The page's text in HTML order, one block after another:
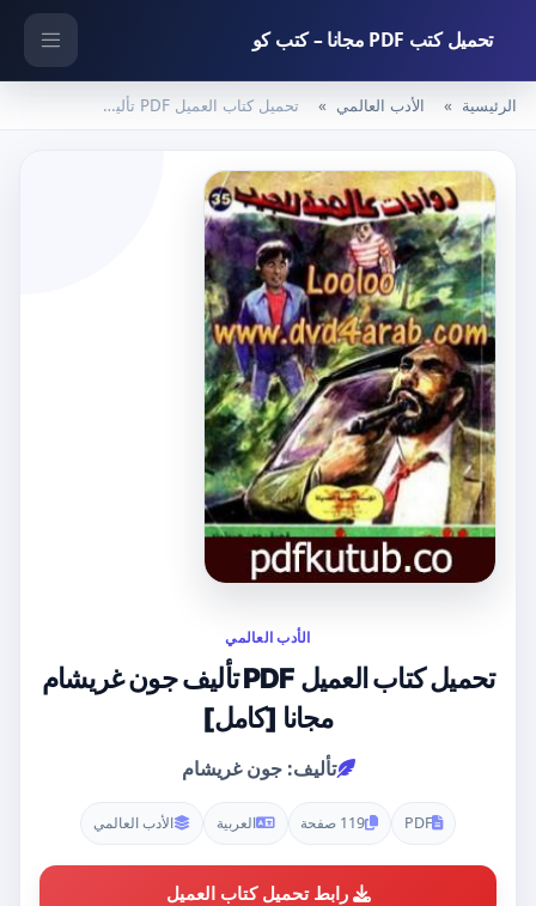
تحميل كتب PDF مجانا – كتب كو
الرئيسية الأدب العالمي تحميل كتاب العميل PDF تأليف جون غريشام مجانا [كامل]
الأدب العالمي
تحميل كتاب العميل PDF تأليف جون غريشام
مجانا [كامل]
تأليف: جون غريشام
PDF 119 صفحة العربية الأدب العالمي
رابط تحميل كتاب العميل